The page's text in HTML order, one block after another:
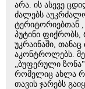
არა. ის ასევე
ძალებს
ტერიტორიებთან
პუტინი ფიქრობს,
უკრაინაში,
აკონტროლებს.
„ბუფერული
რომელიც ახლა
თავის ჯარებს